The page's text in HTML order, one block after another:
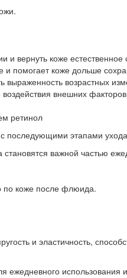
вернуть коже естественное
и помогает коже дольше
выраженность возрастных
внешних
ретинол
последующими этапами
важной частью
по коже после флюида.
и эластичность,
ежедневного